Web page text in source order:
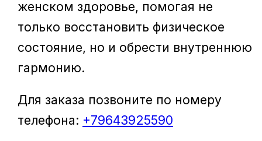
женском здоровье, помогая не
только восстановить физическое
состояние, но и обрести внутреннюю
гармонию.
Для заказа позвоните по номеру
телефона: +79643925590